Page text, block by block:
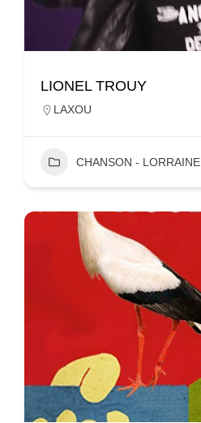
LIONEL TROUY
LAXOU
CHANSON - LORRAINE